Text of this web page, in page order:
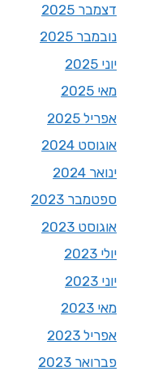
דצמבר 2025
נובמבר 2025
יוני 2025
מאי 2025
אפריל 2025
אוגוסט 2024
ינואר 2024
ספטמבר 2023
אוגוסט 2023
יולי 2023
יוני 2023
מאי 2023
אפריל 2023
פברואר 2023